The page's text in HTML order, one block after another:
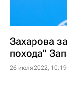
Захарова
похода"
26 июля 2022, 10:19